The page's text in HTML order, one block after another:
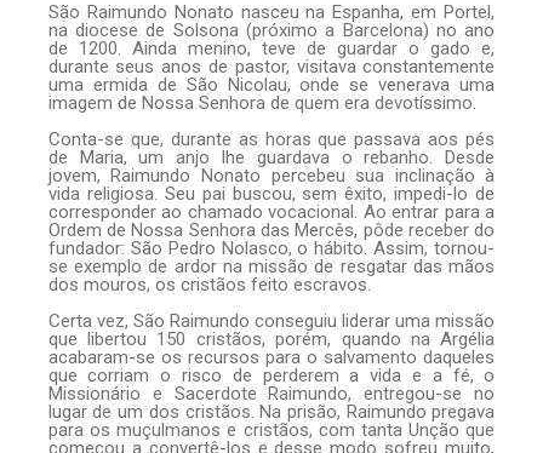
São Raimundo Nonato nasceu na Espanha, em Portel,
na diocese de Solsona (próximo a Barcelona) no ano
de 1200. Ainda menino, teve de guardar o gado e,
durante seus anos de pastor, visitava constantemente
uma ermida de São Nicolau, onde se venerava uma
imagem de Nossa Senhora de quem era devotíssimo.
Conta-se que, durante as horas que passava aos pés
de Maria, um anjo lhe guardava o rebanho. Desde
jovem, Raimundo Nonato percebeu sua inclinação à
vida religiosa. Seu pai buscou, sem êxito, impedi-lo de
corresponder ao chamado vocacional. Ao entrar para a
Ordem de Nossa Senhora das Mercês, pôde receber do
fundador: São Pedro Nolasco, o hábito. Assim, tornou-
se exemplo de ardor na missão de resgatar das mãos
dos mouros, os cristãos feito escravos.
Certa vez, São Raimundo conseguiu liderar uma missão
que libertou 150 cristãos, porém, quando na Argélia
acabaram-se os recursos para o salvamento daqueles
que corriam o risco de perderem a vida e a fé, o
Missionário e Sacerdote Raimundo, entregou-se no
lugar de um dos cristãos. Na prisão, Raimundo pregava
para os muçulmanos e cristãos, com tanta Unção que
começou a convertê-los e desse modo sofreu muito,